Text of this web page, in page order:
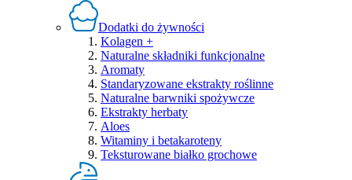
Dodatki do żywności
Kolagen +
Naturalne składniki funkcjonalne
Aromaty
Standaryzowane ekstrakty roślinne
Naturalne barwniki spożywcze
Ekstrakty herbaty
Aloes
Witaminy i betakaroteny
Teksturowane białko grochowe